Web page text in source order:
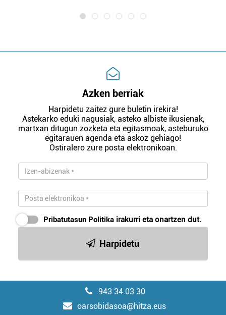
Azken berriak
Harpidetu zaitez gure buletin irekira!
Astekarko eduki nagusiak, asteko albiste ikusienak,
martxan ditugun zozketa eta egitasmoak, asteburuko
egitarauen agenda eta askoz gehiago!
Ostiralero zure posta elektronikoan.
Pribatutasun Politika irakurri eta onartzen dut.
Harpidetu
943 34 03 30
oarsobidasoa@hitza.eus